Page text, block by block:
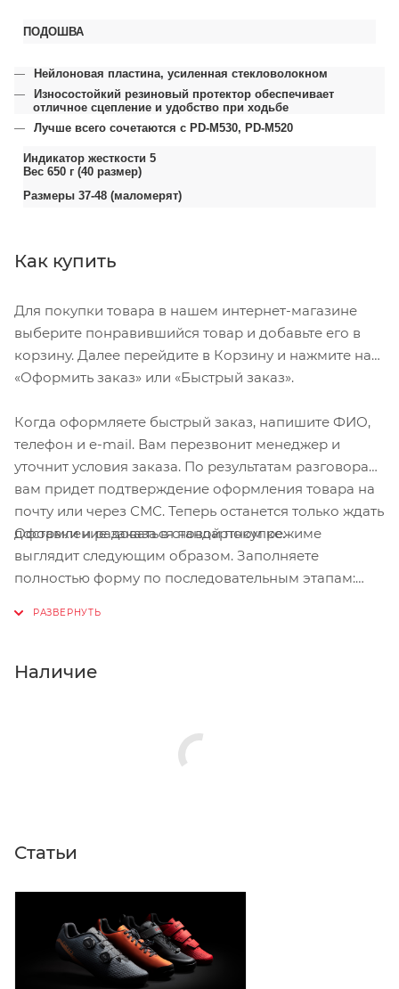
ПОДОШВА
Нейлоновая пластина, усиленная стекловолокном
Износостойкий резиновый протектор обеспечивает
отличное сцепление и удобство при ходьбе
Лучше всего сочетаются с PD-M530, PD-M520
Индикатор жесткости 5
Вес 650 г (40 размер)
Размеры 37-48 (маломерят)
Как купить
Для покупки товара в нашем интернет-магазине
выберите понравившийся товар и добавьте его в
корзину. Далее перейдите в Корзину и нажмите на
«Оформить заказ» или «Быстрый заказ».
Когда оформляете быстрый заказ, напишите ФИО,
телефон и e-mail. Вам перезвонит менеджер и
уточнит условия заказа. По результатам разговора
вам придет подтверждение оформления товара на
почту или через СМС. Теперь останется только ждать
доставки и радоваться новой покупке.
Оформление заказа в стандартном режиме
выглядит следующим образом. Заполняете
полностью форму по последовательным этапам:
Нажмите кнопку «Оформить заказ».
Наличие
Статьи